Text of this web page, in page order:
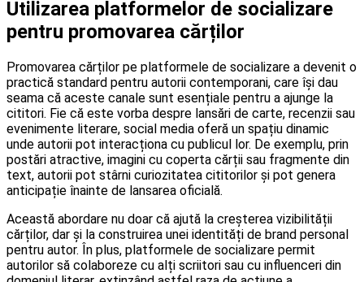
Utilizarea platformelor de socializare
pentru promovarea cărților
Promovarea cărților pe platformele de socializare a devenit o
practică standard pentru autorii contemporani, care își dau
seama că aceste canale sunt esențiale pentru a ajunge la
cititori. Fie că este vorba despre lansări de carte, recenzii sau
evenimente literare, social media oferă un spațiu dinamic
unde autorii pot interacționa cu publicul lor. De exemplu, prin
postări atractive, imagini cu coperta cărții sau fragmente din
text, autorii pot stârni curiozitatea cititorilor și pot genera
anticipație înainte de lansarea oficială.
Această abordare nu doar că ajută la creșterea vizibilității
cărților, dar și la construirea unei identități de brand personal
pentru autor. În plus, platformele de socializare permit
autorilor să colaboreze cu alți scriitori sau cu influenceri din